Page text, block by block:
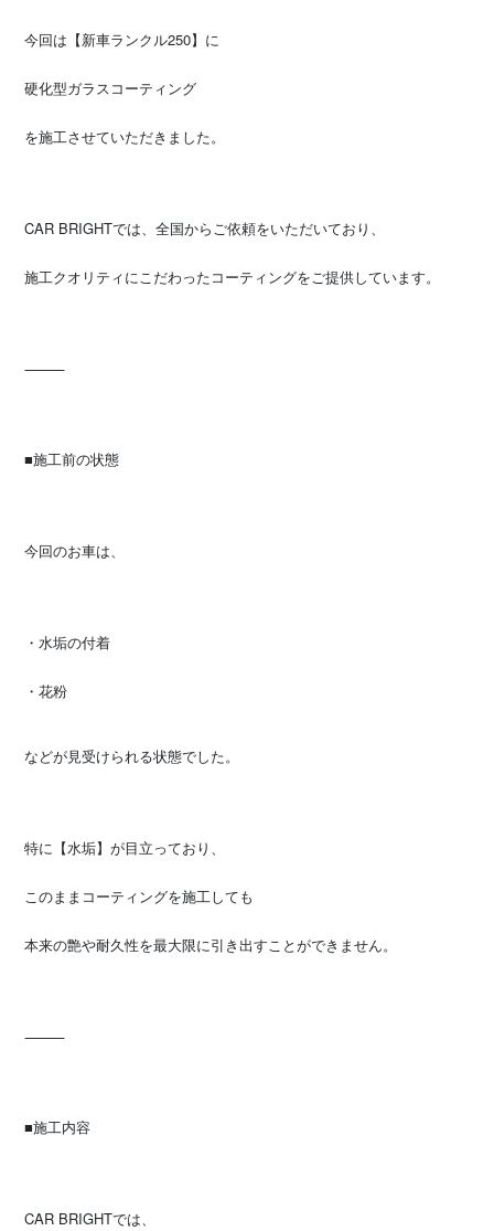
今回は【新車ランクル250】に
硬化型ガラスコーティング
を施工させていただきました。
CAR BRIGHTでは、全国からご依頼をいただいており、
施工クオリティにこだわったコーティングをご提供しています。
⸻
■施工前の状態
今回のお車は、
・水垢の付着
・花粉
などが見受けられる状態でした。
特に【水垢】が目立っており、
このままコーティングを施工しても
本来の艶や耐久性を最大限に引き出すことができません。
⸻
■施工内容
CAR BRIGHTでは、